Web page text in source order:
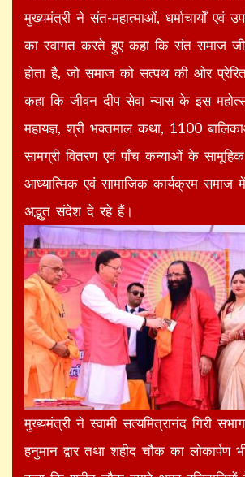
मुख्यमंत्री ने संत-महात्माओं, धर्माचार्यों एवं
का स्वागत करते हुए कहा कि संत समाज
होता है, जो समाज को सत्पथ की ओर
कहा कि जीवन दीप सेवा न्यास के इस
महायज्ञ, श्री भक्तमाल कथा, 1100
सामग्री वितरण एवं पाँच कन्याओं के
आध्यात्मिक एवं सामाजिक कार्यक्रम समाज
अद्भुत संदेश दे रहे हैं।
मुख्यमंत्री ने स्वामी सत्यमित्रानंद गिरी
हनुमान द्वार तथा शहीद चौक का लोकार्पण